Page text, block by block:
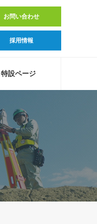
お問い合わせ
採用情報
特設ページ